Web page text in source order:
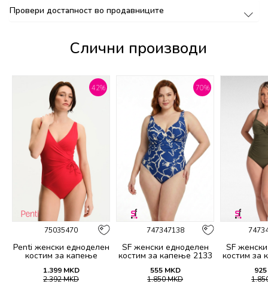
Провери достапност во продавниците
Слични производи
42%
75035470
Penti женски едноделен
костим за капење
SUIT
1.399 MKD
2.392MKD
70%
747347138
SF женски едноделен
костим за капење 2133
555 MKD
1.850MKD
SF
костим за
925